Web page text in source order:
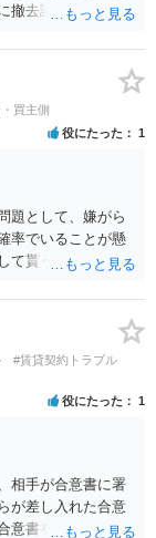
撤去請求や退去時
葬法違反や不法投
せん。しかし、建
あくまで地主にあ
は、他人の所有権
反とみなされる可
されたい場合は、
ずに大きめの鉢
等への納骨を検討
買主側
役にたった 1
題として、嫌がら
率でいることが懸
て貰うと良いかと
#賃貸契約トラブル
役にたった 1
相手が合意書に署
が差し入れた合意
意書を作成するま